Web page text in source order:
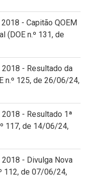
- Capitão QOEM
(DOE n.º 131, de
2018 - Resultado da
n.º 125, de 26/06/24,
- Resultado 1ª
117, de 14/06/24,
- Divulga Nova
112, de 07/06/24,